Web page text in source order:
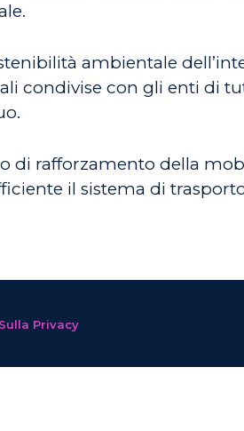
ambientale
condivise con gli enti di
di rafforzamento della
il sistema di
Privacy